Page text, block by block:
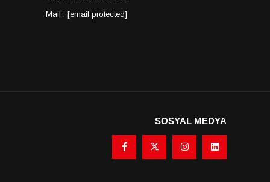
Mail : [email protected]
SOSYAL MEDYA